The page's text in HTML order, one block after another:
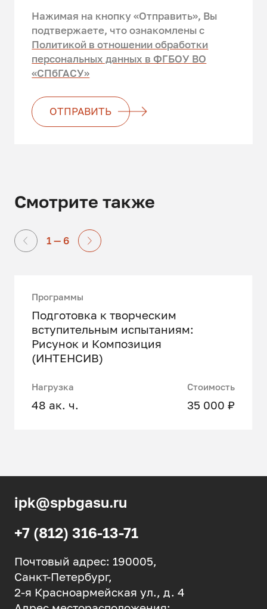
ОТПРАВИТЬ
Нажимая на кнопку «Отправить», Вы
подтвержаете, что ознакомлены c
Политикой в отношении обработки
персональных данных в ФГБОУ ВО
«СПбГАСУ»
Смотрите также
1 — 6
Программы
Подготовка к творческим
вступительным испытаниям:
Рисунок и Композиция
(ИНТЕНСИВ)
Нагрузка
48 ак. ч.
Стоимость
35 000 ₽
ipk@spbgasu.ru
+7 (812) 316-13-71
Почтовый адрес: 190005,
Санкт-Петербург,
2-я Красноармейская ул., д. 4